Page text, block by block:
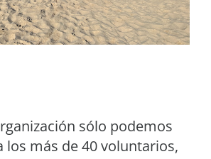
sólo podemos
los más de 40 voluntarios,